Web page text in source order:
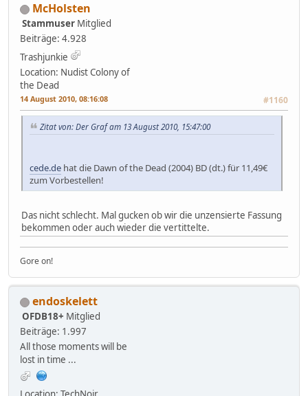
McHolsten
Stammuser Mitglied
Beiträge: 4.928
Trashjunkie
Location: Nudist Colony of
the Dead
14 August 2010, 08:16:08 #1160
Zitat von: Der Graf am 13 August 2010, 15:47:00
cede.de hat die Dawn of the Dead (2004) BD (dt.) für 11,49€
zum Vorbestellen!
Das nicht schlecht. Mal gucken ob wir die unzensierte Fassung
bekommen oder auch wieder die vertittelte.
Gore on!
endoskelett
OFDB18+ Mitglied
Beiträge: 1.997
All those moments will be
lost in time ...